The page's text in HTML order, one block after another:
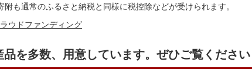
附も通常のふるさと納税と同様に税控除などが受けられます。
ウドファンディング
品を多数、用意しています。ぜひご覧ください